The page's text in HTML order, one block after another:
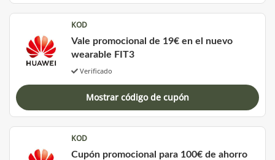
KOD
Vale promocional de 19€ en el nuevo
wearable FIT3
Verificado
Mostrar código de cupón
KOD
Cupón promocional para 100€ de ahorro